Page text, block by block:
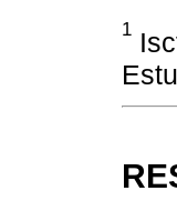
1